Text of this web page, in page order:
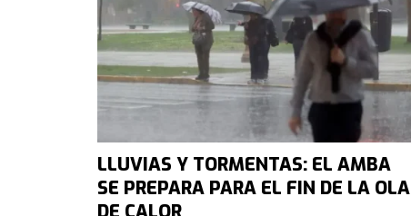
LLUVIAS Y TORMENTAS: EL AMBA
SE PREPARA PARA EL FIN DE LA OLA